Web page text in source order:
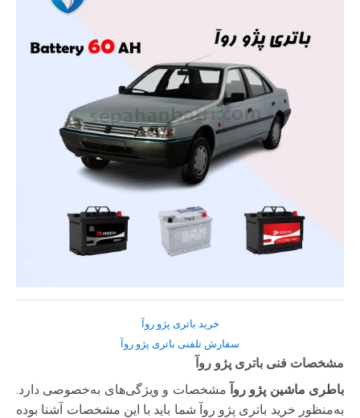
خرید باتری پژو روآ
سفارش تلفنی باتری پژو روآ
مشخصات فنی باتری پژو روآ
باطری ماشین پژو روآ مشخصات و ویژگی‌های به‌خصوصی دارد.
به‌منظور خرید باتری پژو روآ شما باید با این مشخصات آشنا بوده